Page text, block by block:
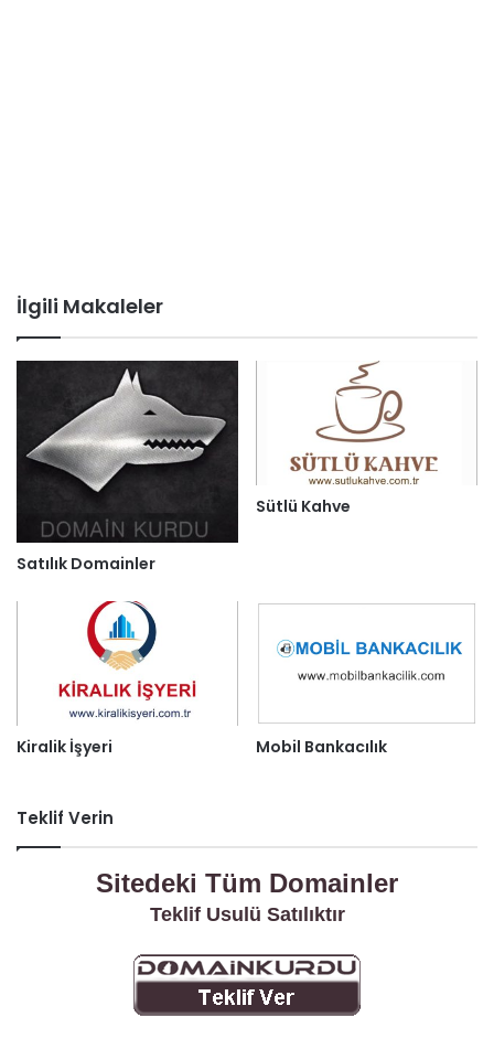
İlgili Makaleler
Satılık Domainler
Sütlü Kahve
Kiralik İşyeri Mobil Bankacılık
Teklif Verin
Sitedeki Tüm Domainler
Teklif Usulü Satılıktır